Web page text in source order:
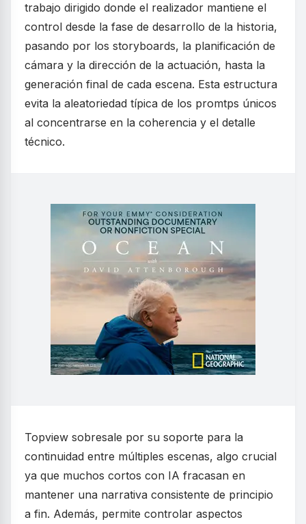
trabajo dirigido donde el realizador mantiene el
control desde la fase de desarrollo de la historia,
pasando por los storyboards, la planificación de
cámara y la dirección de la actuación, hasta la
generación final de cada escena. Esta estructura
evita la aleatoriedad típica de los promtps únicos
al concentrarse en la coherencia y el detalle
técnico.
Topview sobresale por su soporte para la
continuidad entre múltiples escenas, algo crucial
ya que muchos cortos con IA fracasan en
mantener una narrativa consistente de principio
a fin. Además, permite controlar aspectos